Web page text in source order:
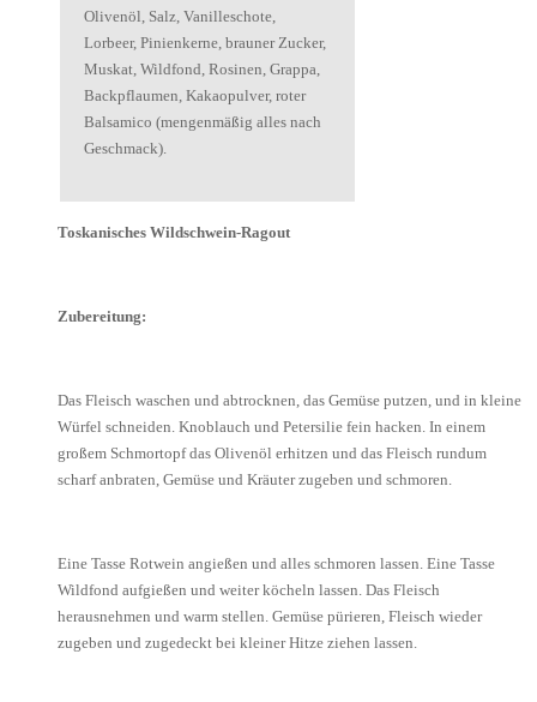
Olivenöl, Salz, Vanilleschote,
Lorbeer, Pinienkerne, brauner Zucker,
Muskat, Wildfond, Rosinen, Grappa,
Backpflaumen, Kakaopulver, roter
Balsamico (mengenmäßig alles nach
Geschmack).
Toskanisches Wildschwein-Ragout
Zubereitung:
Das Fleisch waschen und abtrocknen, das Gemüse putzen, und in kleine
Würfel schneiden. Knoblauch und Petersilie fein hacken. In einem
großem Schmortopf das Olivenöl erhitzen und das Fleisch rundum
scharf anbraten, Gemüse und Kräuter zugeben und schmoren.
Eine Tasse Rotwein angießen und alles schmoren lassen. Eine Tasse
Wildfond aufgießen und weiter köcheln lassen. Das Fleisch
herausnehmen und warm stellen. Gemüse pürieren, Fleisch wieder
zugeben und zugedeckt bei kleiner Hitze ziehen lassen.